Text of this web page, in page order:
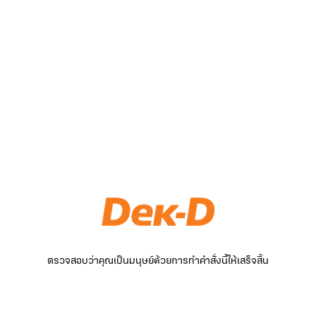
ตรวจสอบว่าคุณเป็นมนุษย์ด้วยการทำคำสั่งนี้ให้เสร็จสิ้น